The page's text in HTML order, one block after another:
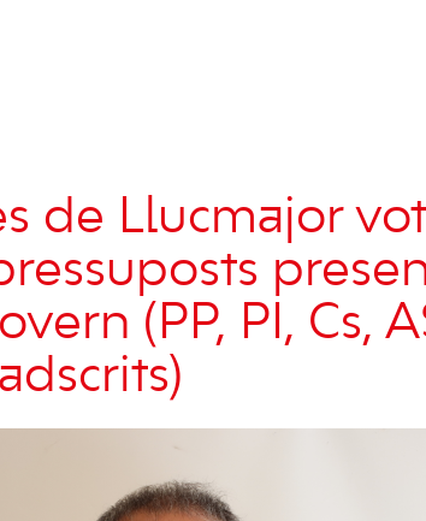
de Llucmajor
(PP, PI, Cs,